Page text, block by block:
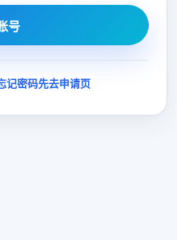
号
记密码先去申请页